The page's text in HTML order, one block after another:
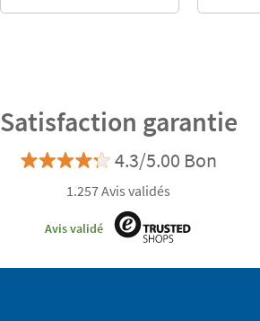
Satisfaction garantie
4.3/5.00 Bon
1.257 Avis validés
Avis validé